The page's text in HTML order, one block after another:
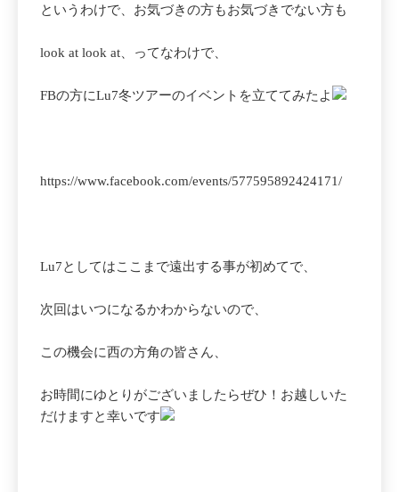
というわけで、お気づきの方もお気づきでない方も
look at look at、ってなわけで、
FBの方にLu7冬ツアーのイベントを立ててみたよ
https://www.facebook.com/events/577595892424171/
Lu7としてはここまで遠出する事が初めてで、
次回はいつになるかわからないので、
この機会に西の方角の皆さん、
お時間にゆとりがございましたらぜひ！お越しいた
だけますと幸いです